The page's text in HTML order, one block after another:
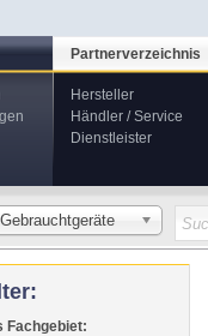
Partnerverzeichnis
Hersteller
Händler / Service
Dienstleister
Gebrauchtgeräte
Fachgebiet: